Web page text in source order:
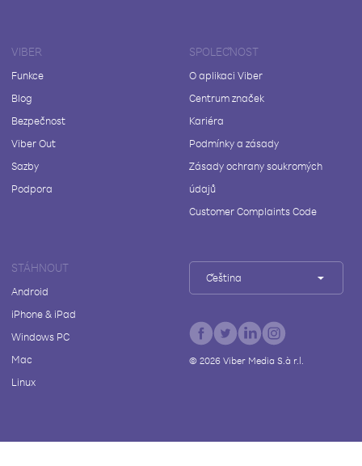
VIBER
Funkce
Blog
Bezpečnost
Viber Out
Sazby
Podpora
SPOLEČNOST
O aplikaci Viber
Centrum značek
Kariéra
Podmínky a zásady
Zásady ochrany soukromých
údajů
Customer Complaints Code
STÁHNOUT
Android
iPhone & iPad
Windows PC
Mac
Linux
Čeština
© 2026Viber Media S.à r.l.